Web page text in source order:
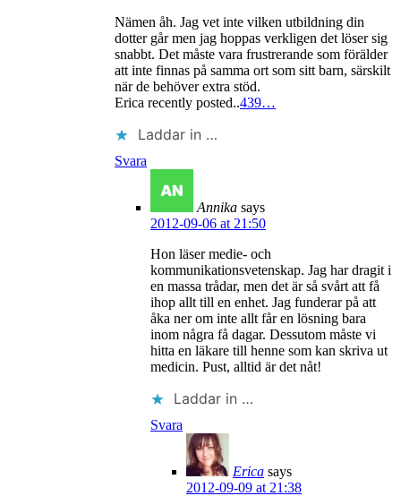
Nämen åh. Jag vet inte vilken utbildning din
dotter går men jag hoppas verkligen det löser sig
snabbt. Det måste vara frustrerande som förälder
att inte finnas på samma ort som sitt barn, särskilt
när de behöver extra stöd.
Erica recently posted..439…
Laddar in …
Svara
Annika says
2012-09-06 at 21:50
Hon läser medie- och
kommunikationsvetenskap. Jag har dragit i
en massa trådar, men det är så svårt att få
ihop allt till en enhet. Jag funderar på att
åka ner om inte allt får en lösning bara
inom några få dagar. Dessutom måste vi
hitta en läkare till henne som kan skriva ut
medicin. Pust, alltid är det nåt!
Laddar in …
Svara
Erica says
2012-09-09 at 21:38